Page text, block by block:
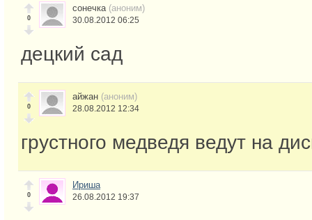
0
сонечка (аноним)
30.08.2012 06:25
децкий сад
0
айжан (аноним)
28.08.2012 12:34
грустного медведя ведут на
0
Ириша
26.08.2012 19:37